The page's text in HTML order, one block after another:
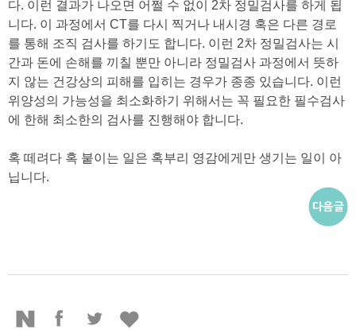
다. 이런 결과가 나오면 어쩔 수 없이 2차 정밀검사를 하게 됩
니다. 이 과정에서 CT를 다시 찍거나 내시경 혹은 다른 경로
를 통해 조직 검사를 하기도 합니다. 이런 2차 정밀검사는 시
간과 돈에 손해를 끼칠 뿐만 아니라 정밀검사 과정에서 뜻하
지 않는 건강상의 피해를 입히는 경우가 종종 있습니다. 이런
위양성의 가능성을 최소화하기 위해서는 꼭 필요한 필수검사
에 한해 최소한의 검사를 진행해야 합니다.
혹 떼려다 혹 붙이는 일은 혹부리 영감에게만 생기는 일이 아
닙니다.